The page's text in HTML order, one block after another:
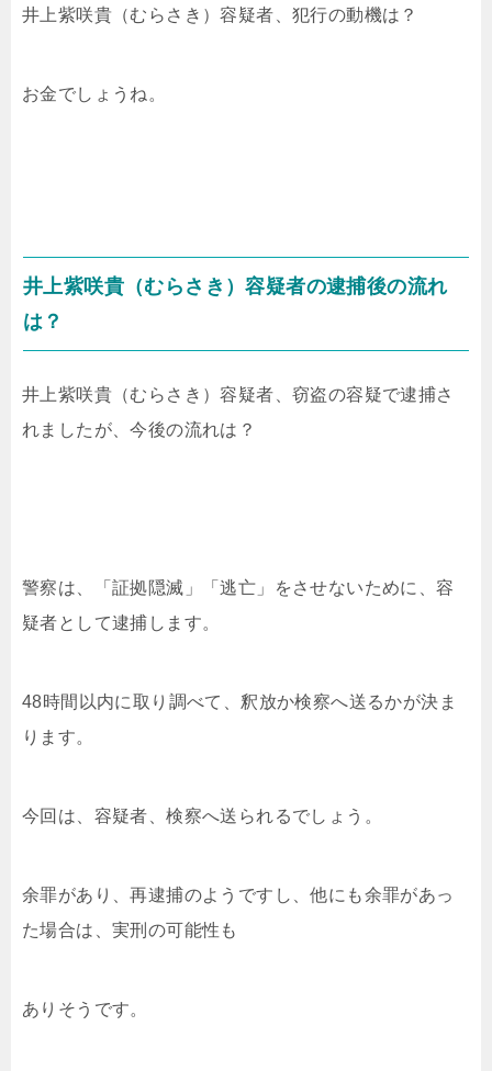
井上紫咲貴（むらさき）容疑者、犯行の動機は？
お金でしょうね。
井上紫咲貴（むらさき）容疑者の逮捕後の流れ
は？
井上紫咲貴（むらさき）容疑者、窃盗の容疑で逮捕さ
れましたが、今後の流れは？​
警察は、「証拠隠滅」「逃亡」をさせないために、容
疑者として逮捕します。
48時間以内に取り調べて、釈放か検察へ送るかが決ま
ります。
今回は、容疑者、検察へ送られるでしょう。
余罪があり、再逮捕のようですし、他にも余罪があっ
た場合は、実刑の可能性も
ありそうです。